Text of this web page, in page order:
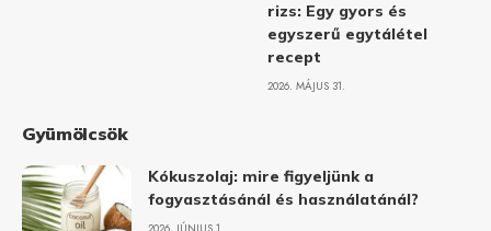
rizs: Egy gyors és
egyszerű egytálétel
recept
2026. MÁJUS 31.
Gyümölcsök
Kókuszolaj: mire figyeljünk a
fogyasztásánál és használatánál?